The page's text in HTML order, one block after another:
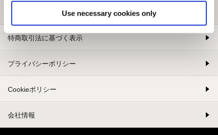
Use necessary cookies only
特商取引法に基づく表示
プライバシーポリシー
Cookieポリシー
会社情報